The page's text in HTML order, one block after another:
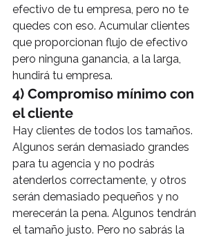
efectivo de tu empresa, pero no te
quedes con eso. Acumular clientes
que proporcionan flujo de efectivo
pero ninguna ganancia, a la larga,
hundirá tu empresa.
4) Compromiso mínimo con
el cliente
Hay clientes de todos los tamaños.
Algunos serán demasiado grandes
para tu agencia y no podrás
atenderlos correctamente, y otros
serán demasiado pequeños y no
merecerán la pena. Algunos tendrán
el tamaño justo. Pero no sabrás la